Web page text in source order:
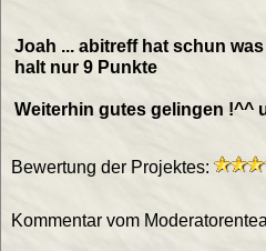
Joah ... abitreff hat schun
halt nur 9 Punkte
Weiterhin gutes gelingen !^^
Bewertung der Projektes:
Kommentar vom